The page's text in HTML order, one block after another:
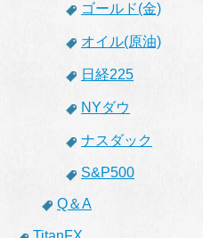
ゴールド(金)
オイル(原油)
日経225
NYダウ
ナスダック
S&P500
Q＆A